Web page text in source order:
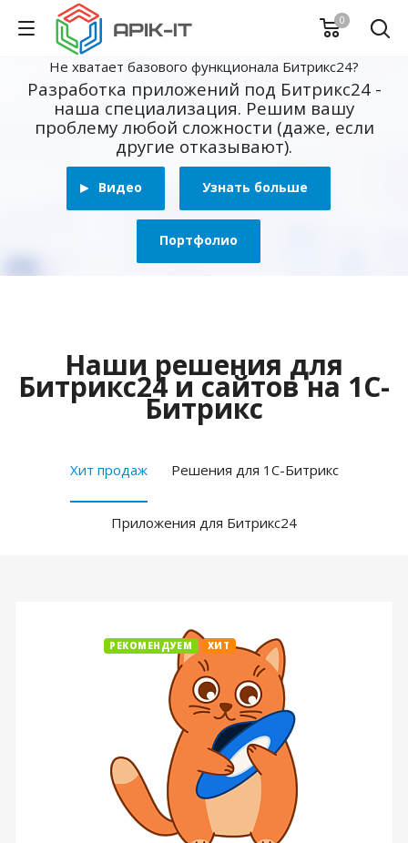
0
Не хватает базового функционала Битрикс24?
Разработка приложений под Битрикс24 -
наша специализация. Решим вашу
проблему любой сложности (даже, если
другие отказывают).
Видео Узнать больше
Портфолио
Наши решения для
Битрикс24 и сайтов на 1С-
Битрикс
Хит продаж Решения для 1С-Битрикс
Приложения для Битрикс24
РЕКОМЕНДУЕМ ХИТ